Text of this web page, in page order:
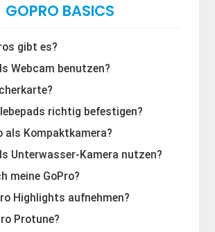
GOPRO BASICS
gibt es?
Webcam benutzen?
richtig befestigen?
als Kompaktkamera?
Unterwasser-Kamera nutzen?
meine GoPro?
Highlights aufnehmen?
Protune?